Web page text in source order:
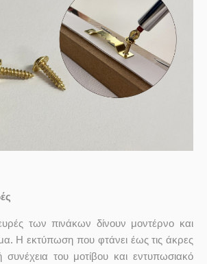
των πινάκων δίνουν μοντέρνο και
Η εκτύπωση που φτάνει έως τις άκρες
συνέχεια του μοτίβου και εντυπωσιακό